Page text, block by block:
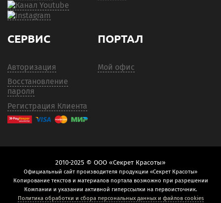
СЕРВИС
Авторизация
Восстановление
пароля
Регистрация Клиента
ПОРТАЛ
Мой офис
2010-2025 © ООО «Секрет Красоты»
Официальный сайт производителя продукции «Секрет Красоты»
Копирование текстов и материалов портала возможно при разрешении
Компании и указании активной гиперссылки на первоисточник.
Политика обработки и сбора персональных данных и файлов cookies